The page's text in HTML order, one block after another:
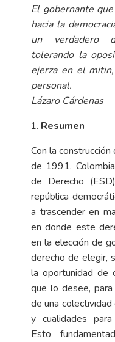
El gobernante
hacia la
un verdadero
tolerando la
ejerza en el
personal.
Lázaro Cárdenas
Resumen
Con la
de 1991,
de Derecho
república
a trascender en
en donde este
en la elección de
derecho de elegir,
la oportunidad de
que lo desee,
de una colectividad
y cualidades
Esto